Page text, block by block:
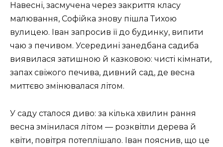
Навесні, засмучена через закриття класу
малювання, Софійка знову пішла Тихою
вулицею. Іван запросив її до будинку, випити
чаю з печивом. Усередині занедбана садиба
виявилася затишною й казковою: чисті кімнати,
запах свіжого печива, дивний сад, де весна
миттєво змінювалася літом.
У саду сталося диво: за кілька хвилин рання
весна змінилася літом — розквітли дерева й
квіти, повітря потеплішало. Іван пояснив, що це